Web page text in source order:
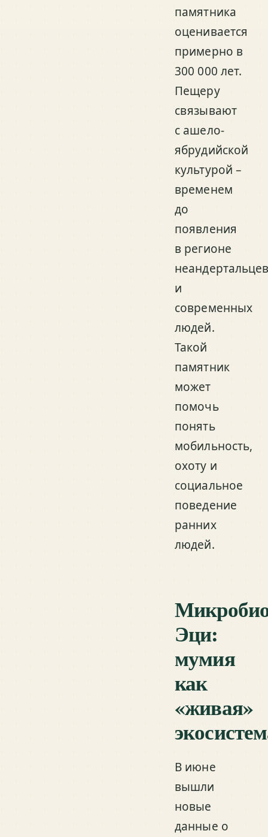
памятника
оценивается
примерно в
300 000 лет.
Пещеру
связывают
с ашело-
ябрудийской
культурой –
временем
до
появления
в регионе
и
современных
людей.
Такой
памятник
может
помочь
понять
мобильность,
охоту и
социальное
поведение
ранних
людей.
Эци:
мумия
как
«живая»
В июне
вышли
новые
данные о